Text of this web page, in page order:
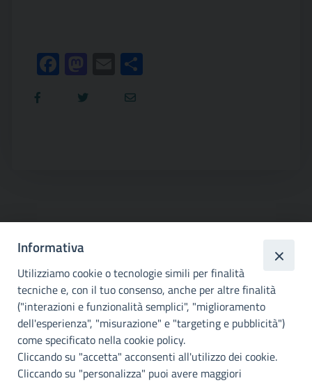
Facebook
Mastodon
Email
Città
metropolitana di
Palermo
Informativa
Utilizziamo cookie o tecnologie simili per finalità
tecniche e, con il tuo consenso, anche per altre finalità
("interazioni e funzionalità semplici", "miglioramento
dell'esperienza", "misurazione" e "targeting e pubblicità")
come specificato nella cookie policy.
Cliccando su "accetta" acconsenti all'utilizzo dei cookie.
Cliccando su "personalizza" puoi avere maggiori